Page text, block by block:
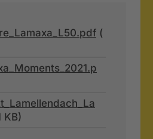
(
KB)